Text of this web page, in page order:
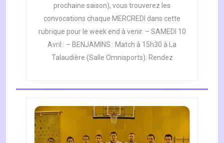
prochaine saison), vous trouverez les
convocations chaque MERCREDI dans cette
rubrique pour le week end à venir. – SAMEDI 10
Avril : – BENJAMINS : Match à 15h30 à La
Talaudière (Salle Omnisports). Rendez